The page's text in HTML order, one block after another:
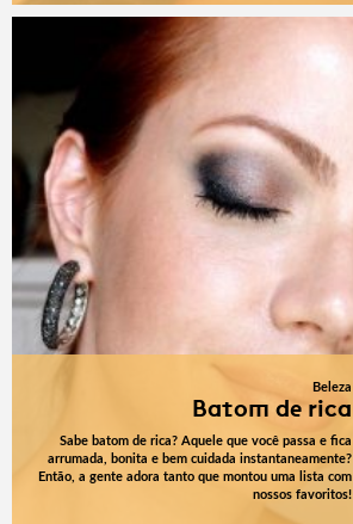
Beleza
Batom de rica
Sabe batom de rica? Aquele que você passa e fica
arrumada, bonita e bem cuidada instantaneamente?
Então, a gente adora tanto que montou uma lista com
nossos favoritos!